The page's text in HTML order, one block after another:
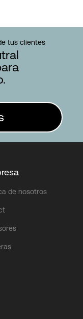
tus clientes
de nosotros